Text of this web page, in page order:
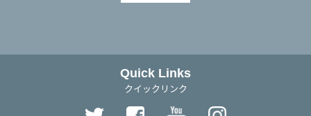
Quick Links
クイックリンク